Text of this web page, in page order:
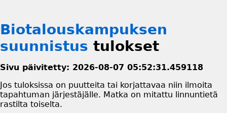
Biotalouskampuksen
suunnistus tulokset
Sivu päivitetty: 2026-08-07 05:52:31.459118
Jos tuloksissa on puutteita tai korjattavaa niin ilmoita
tapahtuman järjestäjälle. Matka on mitattu linnuntietä
rastilta toiselta.